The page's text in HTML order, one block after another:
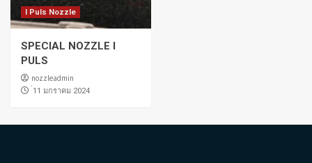
I Puls Nozzle
SPECIAL NOZZLE I
PULS
nozzleadmin
่11 มกราคม 2024